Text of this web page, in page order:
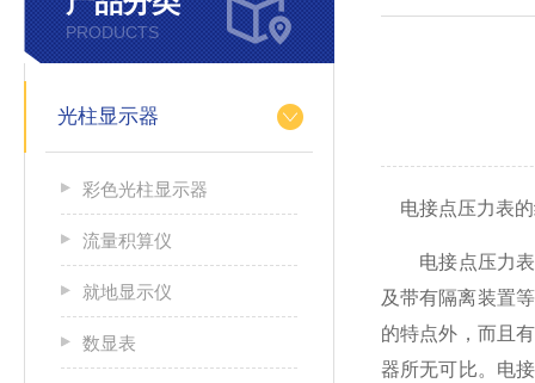
PRODUCTS
光柱显示器
彩色光柱显示器
流量积算仪
就地显示仪
数显表
电接点压力表
电接点压力表
及带有隔离装置
的特点外，而且
器所无可比。电